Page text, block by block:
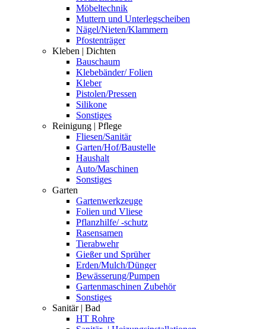
Möbeltechnik
Muttern und Unterlegscheiben
Nägel/Nieten/Klammern
Pfostenträger
Kleben | Dichten
Bauschaum
Klebebänder/ Folien
Kleber
Pistolen/Pressen
Silikone
Sonstiges
Reinigung | Pflege
Fliesen/Sanitär
Garten/Hof/Baustelle
Haushalt
Auto/Maschinen
Sonstiges
Garten
Gartenwerkzeuge
Folien und Vliese
Pflanzhilfe/ -schutz
Rasensamen
Tierabwehr
Gießer und Sprüher
Erden/Mulch/Dünger
Bewässerung/Pumpen
Gartenmaschinen Zubehör
Sonstiges
Sanitär | Bad
HT Rohre